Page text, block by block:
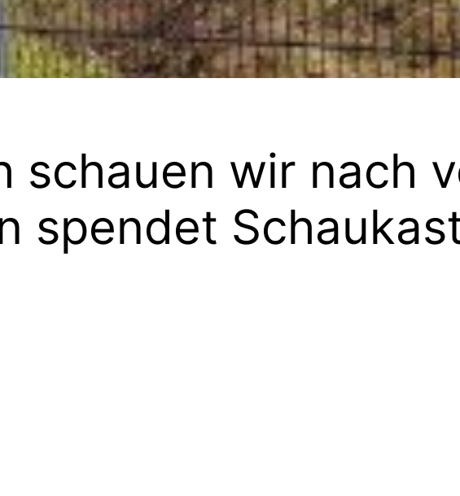
schauen wir nach
spendet